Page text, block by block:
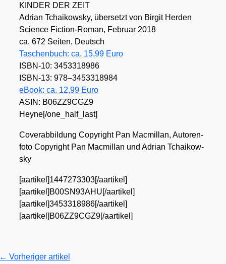
KINDER DER ZEIT
Adri­an Tchai­kow­sky, über­setzt von Bir­git Her­den
Sci­ence Fic­tion-Roman, Febru­ar 2018
ca. 672 Sei­ten, Deutsch
Taschen­buch: ca. 15,99 Euro
ISBN-10: 3453318986
ISBN-13: 978–3453318984
eBook: ca. 12,99 Euro
ASIN: B06ZZ9CGZ9
Heyne[/one_half_last]
Cover­ab­bil­dung Copy­right Pan Macmil­lan, Autoren­
fo­to Copy­right Pan Macmil­lan und Adri­an Tchai­kow­
sky
[aartikel]1447273303[/aartikel]
[aartikel]B00SN93AHU[/aartikel]
[aartikel]3453318986[/aartikel]
[aartikel]B06ZZ9CGZ9[/aartikel]
Vorheriger artikel